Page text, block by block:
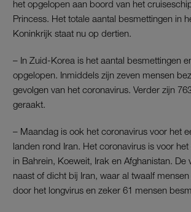
het opgelopen aan boord van het
Princess. Het totale aantal besmettingen in
Koninkrijk staat nu op dertien.
– In Zuid-Korea is het aantal besmettingen
opgelopen. Inmiddels zijn zeven mensen
gevolgen van het coronavirus. Verder zijn
geraakt.
– Maandag is ook het coronavirus voor het
landen rond Iran. Het coronavirus is voor
in Bahrein, Koeweit, Irak en Afghanistan. De
naast of dicht bij Iran, waar al twaalf
door het longvirus en zeker 61 mensen